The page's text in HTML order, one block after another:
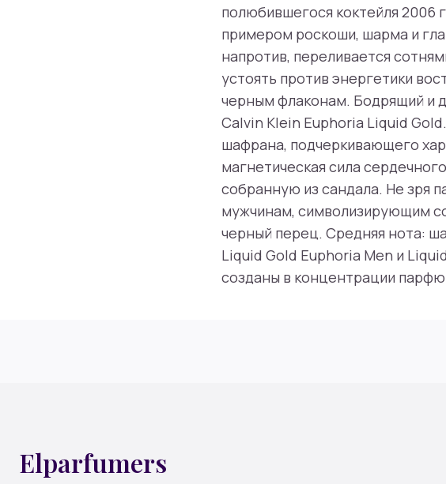
полюбившегося коктейля 2006
примером роскоши, шарма и
напротив, переливается
устоять против энергетики
черным флаконам. Бодрящий и
Calvin Klein Euphoria Liquid
шафрана, подчеркивающего
магнетическая сила
собранную из сандала. Не зря
мужчинам, символизирующим
черный перец. Средняя нота:
Liquid Gold Euphoria Men и
созданы в концентрации
Elparfumers